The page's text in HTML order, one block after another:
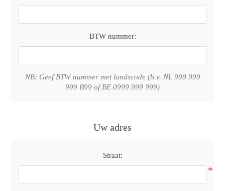
BTW nummer:
NB: Geef BTW nummer met landscode (b.v. NL 999 999
999 B99 of BE 0999 999 999)
Uw adres
Straat:
*